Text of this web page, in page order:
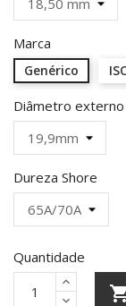
Marca
Genérico
Diâmetro externo
Dureza Shore
Quantidade